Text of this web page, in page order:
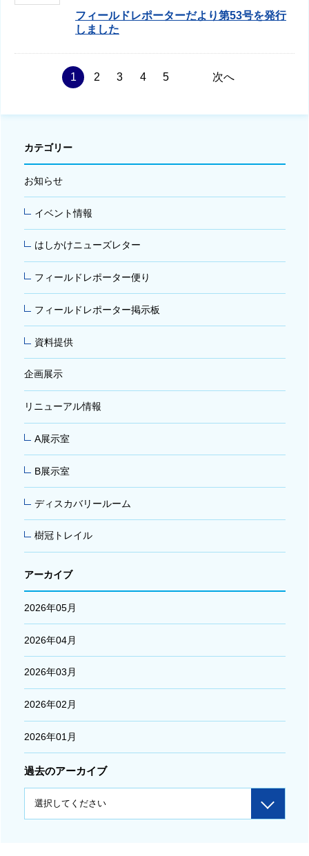
フィールドレポーターだより第53号を発行
しました
1 2 3 4 5 次へ
カテゴリー
お知らせ
イベント情報
はしかけニューズレター
フィールドレポーター便り
フィールドレポーター掲示板
資料提供
企画展示
リニューアル情報
A展示室
B展示室
ディスカバリールーム
樹冠トレイル
アーカイブ
2026年05月
2026年04月
2026年03月
2026年02月
2026年01月
過去のアーカイブ